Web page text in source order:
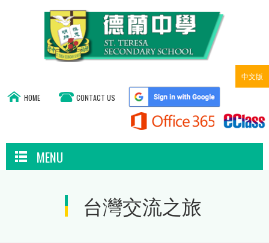
中文版
HOME CONTACT US
MENU
台灣交流之旅